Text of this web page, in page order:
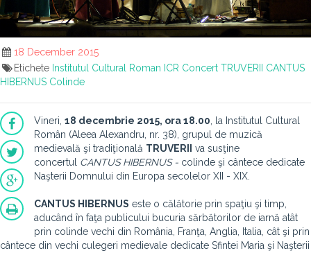
18 December 2015
Etichete Institutul Cultural Roman ICR Concert TRUVERII
CANTUS
HIBERNUS Colinde
Vineri, 18 decembrie 2015, ora 18.00 , la Institutul Cultural
Român (Aleea Alexandru, nr. 38), grupul de muzică
medievală şi tradiţională TRUVERII
va susţine
concertul CANTUS HIBERNUS - colinde şi cântece dedicate
Naşterii Domnului din Europa secolelor XII - XIX.
CANTUS HIBERNUS este o călătorie prin spaţiu şi timp,
aducând în faţa publicului bucuria sărbătorilor de iarnă atât
prin colinde vechi din România, Franţa, Anglia, Italia, cât şi prin
cântece din vechi culegeri medievale dedicate Sfintei Maria şi Naşterii